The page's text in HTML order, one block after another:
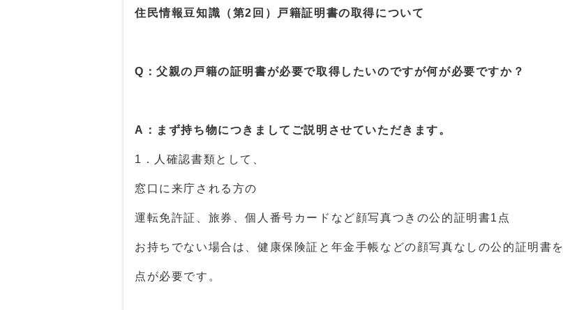
住民情報豆知識（第2回）戸籍証明書の取得について
Q：父親の戸籍の証明書が必要で取得したいのですが何が必要ですか？
A：まず持ち物につきましてご説明させていただきます。
1．人確認書類として、
窓口に来庁される方の
運転免許証、旅券、個人番号カードなど顔写真つきの公的証明書1 点
お持ちでない場合は、健康保険証と年金手帳などの顔写真なしの公的証明書を
点が必要です。